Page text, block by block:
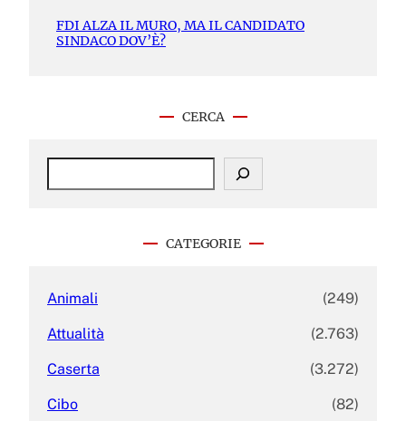
FDI ALZA IL MURO, MA IL CANDIDATO
SINDACO DOV’È?
CERCA
S
CATEGORIE
Animali (249)
Attualità (2.763)
Caserta (3.272)
Cibo (82)